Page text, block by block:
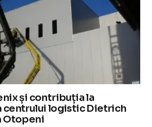
și contribuția la
centrului logistic Dietrich
Otopeni